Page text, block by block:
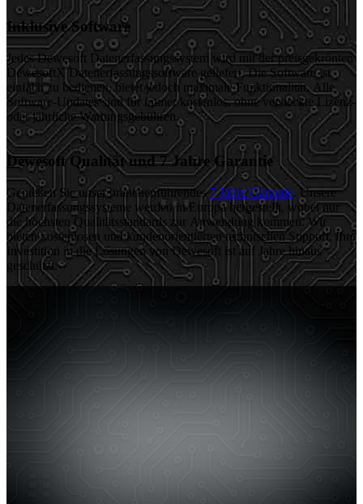
Inklusive Software
Jedes Dewesoft Datenerfassungssystem wird mit der preisgekrönten
DewesoftX Datenerfassungssoftware geliefert. Die Software ist
einfach zu bedienen, bietet jedoch maximale Funktionalität. Alle
Software-Updates sind für immer kostenlos, ohne versteckte Lizenz-
oder jährliche Wartungsgebühren.
Dewesoft Qualität und 7 Jahre Garantie
Genießen Sie unser branchenführendes7 Jahre Garantie . Unsere
Datenerfassungssysteme werden in Europa hergestellt, wobei nur
die höchsten Qualitätsstandards zur Anwendung kommen. Wir
bieten kostenlosen und kundenorientierten technischen Support. Ihre
Investition in die Lösungen von Dewesoft ist auf Jahre hinaus
geschützt.